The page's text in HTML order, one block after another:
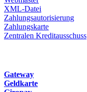
XML-Datei
Zahlungsautorisierung
Zahlungskarte
Zentralen Kreditausschuss
Gateway
Geldkarte